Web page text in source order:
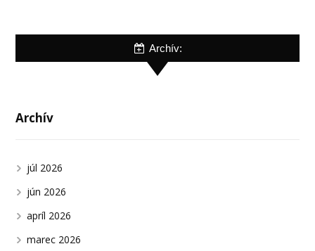
Archív:
Archív
júl 2026
jún 2026
apríl 2026
marec 2026